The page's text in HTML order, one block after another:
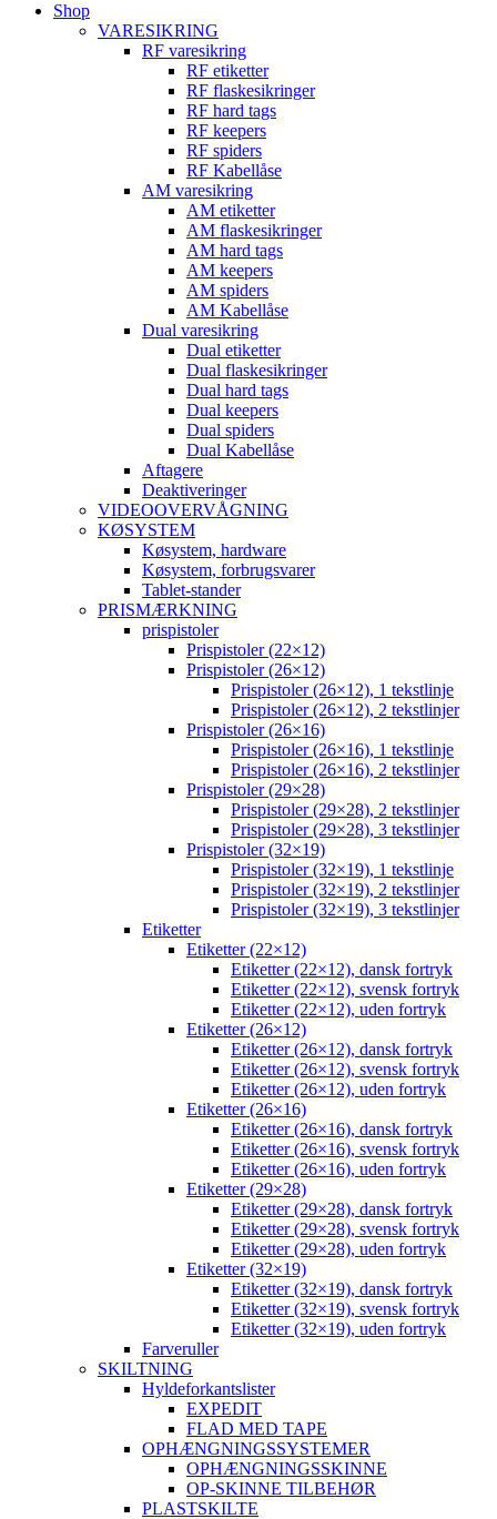
Shop
VARESIKRING
RF varesikring
RF etiketter
RF flaskesikringer
RF hard tags
RF keepers
RF spiders
RF Kabellåse
AM varesikring
AM etiketter
AM flaskesikringer
AM hard tags
AM keepers
AM spiders
AM Kabellåse
Dual varesikring
Dual etiketter
Dual flaskesikringer
Dual hard tags
Dual keepers
Dual spiders
Dual Kabellåse
Aftagere
Deaktiveringer
VIDEOOVERVÅGNING
KØSYSTEM
Køsystem, hardware
Køsystem, forbrugsvarer
Tablet-stander
PRISMÆRKNING
prispistoler
Prispistoler (22×12)
Prispistoler (26×12)
Prispistoler (26×12), 1 tekstlinje
Prispistoler (26×12), 2 tekstlinjer
Prispistoler (26×16)
Prispistoler (26×16), 1 tekstlinje
Prispistoler (26×16), 2 tekstlinjer
Prispistoler (29×28)
Prispistoler (29×28), 2 tekstlinjer
Prispistoler (29×28), 3 tekstlinjer
Prispistoler (32×19)
Prispistoler (32×19), 1 tekstlinje
Prispistoler (32×19), 2 tekstlinjer
Prispistoler (32×19), 3 tekstlinjer
Etiketter
Etiketter (22×12)
Etiketter (22×12), dansk fortryk
Etiketter (22×12), svensk fortryk
Etiketter (22×12), uden fortryk
Etiketter (26×12)
Etiketter (26×12), dansk fortryk
Etiketter (26×12), svensk fortryk
Etiketter (26×12), uden fortryk
Etiketter (26×16)
Etiketter (26×16), dansk fortryk
Etiketter (26×16), svensk fortryk
Etiketter (26×16), uden fortryk
Etiketter (29×28)
Etiketter (29×28), dansk fortryk
Etiketter (29×28), svensk fortryk
Etiketter (29×28), uden fortryk
Etiketter (32×19)
Etiketter (32×19), dansk fortryk
Etiketter (32×19), svensk fortryk
Etiketter (32×19), uden fortryk
Farveruller
SKILTNING
Hyldeforkantslister
EXPEDIT
FLAD MED TAPE
OPHÆNGNINGSSYSTEMER
OPHÆNGNINGSSKINNE
OP-SKINNE TILBEHØR
PLASTSKILTE